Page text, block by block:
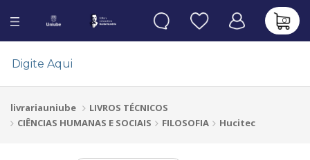
0
livrariauniube
LIVROS TÉCNICOS
CIÊNCIAS HUMANAS E SOCIAIS
FILOSOFIA Hucitec